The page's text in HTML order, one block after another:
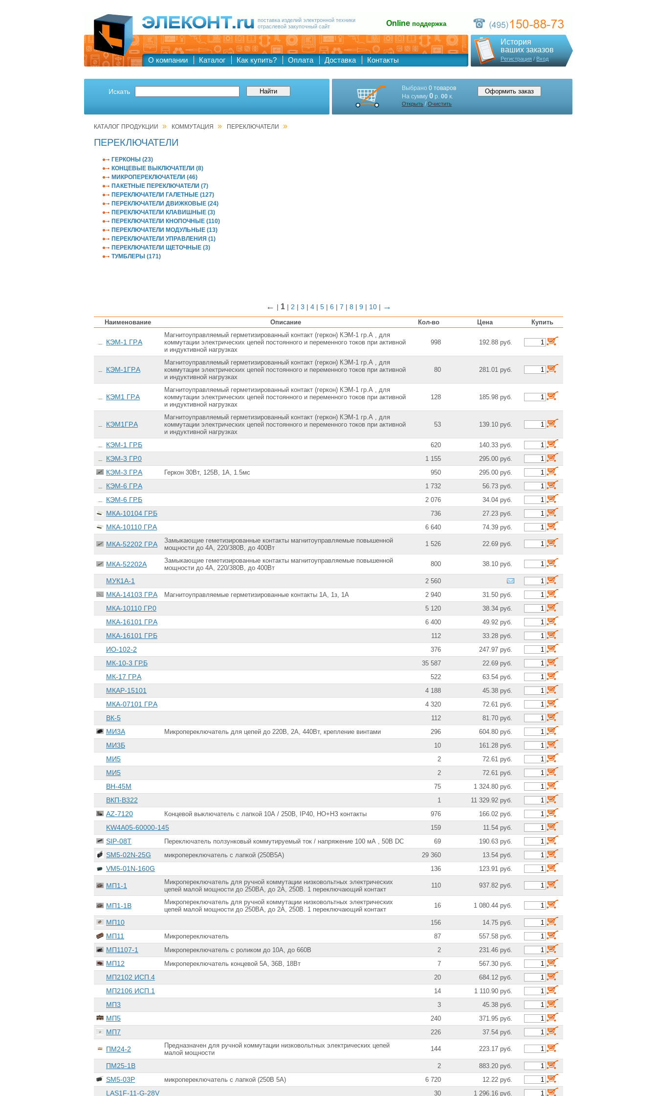
поставка изделий электронной техники
отраслевой закупочный сайт
Online поддержка
О компании Каталог Как купить? Оплата Доставка Контакты
История
ваших заказов
Регистрация/Вход
Искать Выбрано 0 товаров
На сумму 0 р. 00 к.
Открыть /Очистить
КАТАЛОГ ПРОДУКЦИИ » КОММУТАЦИЯ » ПЕРЕКЛЮЧАТЕЛИ »
ПЕРЕКЛЮЧАТЕЛИ
ГЕРКОНЫ (23)
КОНЦЕВЫЕ ВЫКЛЮЧАТЕЛИ (8)
МИКРОПЕРЕКЛЮЧАТЕЛИ (46)
ПАКЕТНЫЕ ПЕРЕКЛЮЧАТЕЛИ (7)
ПЕРЕКЛЮЧАТЕЛИ ГАЛЕТНЫЕ (127)
ПЕРЕКЛЮЧАТЕЛИ ДВИЖКОВЫЕ (24)
ПЕРЕКЛЮЧАТЕЛИ КЛАВИШНЫЕ (3)
ПЕРЕКЛЮЧАТЕЛИ КНОПОЧНЫЕ (110)
ПЕРЕКЛЮЧАТЕЛИ МОДУЛЬНЫЕ (13)
ПЕРЕКЛЮЧАТЕЛИ УПРАВЛЕНИЯ (1)
ПЕРЕКЛЮЧАТЕЛИ ЩЕТОЧНЫЕ (3)
ТУМБЛЕРЫ (171)
← | 1| 2 | 3 | 4| 5| 6 | 7 | 8 | 9 | 10| →
Наименование Описание Кол-во Цена Купить
КЭМ-1 ГР.А
Магнитоуправляемый герметизированный контакт (геркон) КЭМ-1 гр.А , для
коммутации электрических цепей постоянного и переменного токов при активной
и индуктивной нагрузках
998 192.88 руб.
КЭМ-1ГР.А
Магнитоуправляемый герметизированный контакт (геркон) КЭМ-1 гр.А , для
коммутации электрических цепей постоянного и переменного токов при активной
и индуктивной нагрузках
80 281.01 руб.
КЭМ1 ГР.А
Магнитоуправляемый герметизированный контакт (геркон) КЭМ-1 гр.А , для
коммутации электрических цепей постоянного и переменного токов при активной
и индуктивной нагрузках
128 185.98 руб.
КЭМ1ГР.А
Магнитоуправляемый герметизированный контакт (геркон) КЭМ-1 гр.А , для
коммутации электрических цепей постоянного и переменного токов при активной
и индуктивной нагрузках
53 139.10 руб.
КЭМ-1 ГР.Б 620 140.33 руб.
КЭМ-3 ГР.0 1 155 295.00 руб.
КЭМ-3 ГР.А Геркон 30Вт, 125В, 1А, 1.5мс 950 295.00 руб.
КЭМ-6 ГР.А 1 732 56.73 руб.
КЭМ-6 ГР.Б 2 076 34.04 руб.
МКА-10104 ГР.Б 736 27.23 руб.
МКА-10110 ГР.А 6 640 74.39 руб.
МКА-52202 ГР.А
Замыкающие геметизированные контакты магнитоуправляемые повышенной
мощности до 4А, 220/380В, до 400Вт
1 526 22.69 руб.
МКА-52202А
Замыкающие геметизированные контакты магнитоуправляемые повышенной
мощности до 4А, 220/380В, до 400Вт
800 38.10 руб.
МУК1А-1 2 560
МКА-14103 ГР.А Магнитоуправляемые герметизированные контакты 1А, 1з, 1А 2 940 31.50 руб.
МКА-10110 ГР.0 5 120 38.34 руб.
МКА-16101 ГР.А 6 400 49.92 руб.
МКА-16101 ГР.Б 112 33.28 руб.
ИО-102-2 376 247.97 руб.
МК-10-3 ГР.Б 35 587 22.69 руб.
МК-17 ГР.А 522 63.54 руб.
МКАР-15101 4 188 45.38 руб.
МКА-07101 ГР.А 4 320 72.61 руб.
ВК-5 112 81.70 руб.
МИ3А Микропереключатель для цепей до 220В, 2А, 440Вт, крепление винтами 296 604.80 руб.
МИ3Б 10 161.28 руб.
МИ5 2 72.61 руб.
МИ5 2 72.61 руб.
ВН-45М 75 1 324.80 руб.
ВКП-В322 1 11 329.92 руб.
AZ-7120 Концевой выключатель с лапкой 10А / 250В, IP40, НО+НЗ контакты 976 166.02 руб.
KW4A05-60000-145 159 11.54 руб.
SIP-08T Переключатель ползунковый коммутируемый ток / напряжение 100 мА , 50В DC 69 190.63 руб.
SM5-02N-25G микропереключатель с лапкой (250В5А) 29 360 13.54 руб.
VM5-01N-160G 136 123.91 руб.
МП1-1
Микропереключатель для ручной коммутации низковольтных электрических
цепей малой мощности до 250ВА, до 2А, 250В. 1 переключающий контакт
110 937.82 руб.
МП1-1В
Микропереключатель для ручной коммутации низковольтных электрических
цепей малой мощности до 250ВА, до 2А, 250В. 1 переключающий контакт
16 1 080.44 руб.
МП10 156 14.75 руб.
МП11 Микропереключатель 87 557.58 руб.
МП1107-1 Микропереключатель с роликом до 10А, до 660В 2 231.46 руб.
МП12 Микропереключатель концевой 5А, 36В, 18Вт 7 567.30 руб.
МП2102 ИСП.4 20 684.12 руб.
МП2106 ИСП.1 14 1 110.90 руб.
МП3 3 45.38 руб.
МП5 240 371.95 руб.
МП7 226 37.54 руб.
ПМ24-2
Предназначен для ручной коммутации низковольтных электрических цепей
малой мощности
144 223.17 руб.
ПМ25-1В 2 883.20 руб.
SM5-03P микропереключатель с лапкой (250В 5А) 6 720 12.22 руб.
LAS1F-11-G-28V 30 1 296.16 руб.